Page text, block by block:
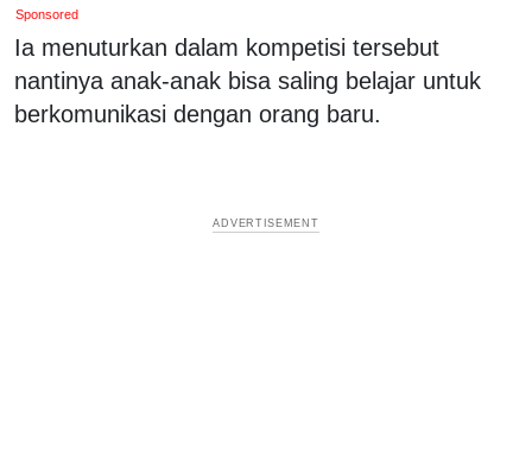
Sponsored
Ia menuturkan dalam kompetisi tersebut
nantinya anak-anak bisa saling belajar untuk
berkomunikasi dengan orang baru.